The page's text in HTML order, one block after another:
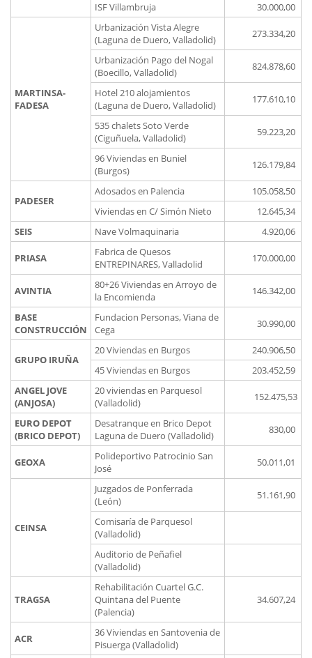
ISF Villambruja 30.000,00
MARTINSA-
FADESA
Urbanización Vista Alegre
(Laguna de Duero, Valladolid)
273.334,20
Urbanización Pago del Nogal
(Boecillo, Valladolid)
824.878,60
Hotel 210 alojamientos
(Laguna de Duero, Valladolid)
177.610,10
535 chalets Soto Verde
(Ciguñuela, Valladolid)
59.223,20
96 Viviendas en Buniel
(Burgos)
126.179,84
PADESER
Adosados en Palencia
105.058,50
Viviendas en C/ Simón Nieto
12.645,34
SEIS
Nave Volmaquinaria 4.920,06
PRIASA
Fabrica de Quesos
ENTREPINARES, Valladolid
170.000,00
AVINTIA
80+26 Viviendas en Arroyo de
la Encomienda
146.342,00
BASE
CONSTRUCCIÓN
Fundacion Personas, Viana de
Cega
30.990,00
GRUPO IRUÑA
20 Viviendas en Burgos
240.906,50
45 Viviendas en Burgos
203.452,59
ANGEL JOVE
(ANJOSA)
20 viviendas en Parquesol
(Valladolid)
152.475,53
EURO DEPOT
(BRICO DEPOT)
Desatranque en Brico Depot
Laguna de Duero (Valladolid)
830,00
GEOXA
Polideportivo Patrocinio San
José
50.011,01
CEINSA
Juzgados de Ponferrada
(León)
51.161,90
Comisaría de Parquesol
(Valladolid)
Auditorio de Peñafiel
(Valladolid)
TRAGSA
Rehabilitación Cuartel G.C.
Quintana del Puente
(Palencia)
34.607,24
ACR
36 Viviendas en Santovenia de
Pisuerga (Valladolid)